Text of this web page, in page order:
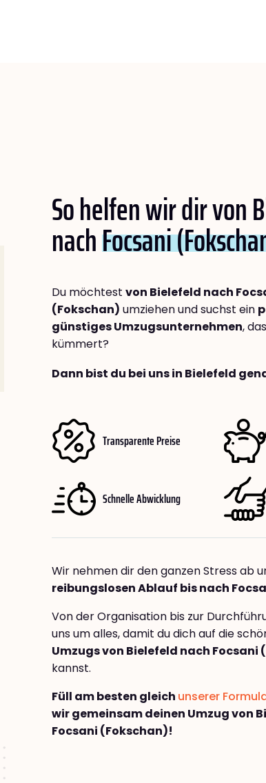
So helfen wir dir von
nachFocsani
Du möchtest von Bielefeld nach
(Fokschan) umziehen und suchst ein
günstiges Umzugsunternehmen,
kümmert?
Dann bist du bei uns in Bielefeld
Transparente Preise
Schnelle Abwicklung
Wir nehmen dir den ganzen Stress ab
reibungslosen Ablauf bis nach
Von der Organisation bis zur
uns um alles, damit du dich auf die
Umzugs von Bielefeld nach Focsani
kannst.
Füll am besten gleich unserer
wir gemeinsam deinen Umzug von
Focsani (Fokschan)!